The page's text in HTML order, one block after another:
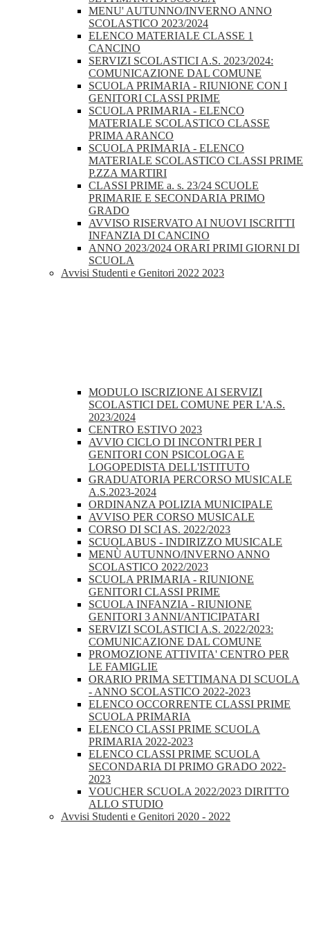
MENU' AUTUNNO/INVERNO ANNO
SCOLASTICO 2023/2024
ELENCO MATERIALE CLASSE 1
CANCINO
SERVIZI SCOLASTICI A.S. 2023/2024:
COMUNICAZIONE DAL COMUNE
SCUOLA PRIMARIA - RIUNIONE CON I
GENITORI CLASSI PRIME
SCUOLA PRIMARIA - ELENCO
MATERIALE SCOLASTICO CLASSE
PRIMA ARANCO
SCUOLA PRIMARIA - ELENCO
MATERIALE SCOLASTICO CLASSI PRIME
P.ZZA MARTIRI
CLASSI PRIME a. s. 23/24 SCUOLE
PRIMARIE E SECONDARIA PRIMO
GRADO
AVVISO RISERVATO AI NUOVI ISCRITTI
INFANZIA DI CANCINO
ANNO 2023/2024 ORARI PRIMI GIORNI DI
SCUOLA
Avvisi Studenti e Genitori 2022 2023
MODULO ISCRIZIONE AI SERVIZI
SCOLASTICI DEL COMUNE PER L'A.S.
2023/2024
CENTRO ESTIVO 2023
AVVIO CICLO DI INCONTRI PER I
GENITORI CON PSICOLOGA E
LOGOPEDISTA DELL'ISTITUTO
GRADUATORIA PERCORSO MUSICALE
A.S.2023-2024
ORDINANZA POLIZIA MUNICIPALE
AVVISO PER CORSO MUSICALE
CORSO DI SCI AS. 2022/2023
SCUOLABUS - INDIRIZZO MUSICALE
MENÙ AUTUNNO/INVERNO ANNO
SCOLASTICO 2022/2023
SCUOLA PRIMARIA - RIUNIONE
GENITORI CLASSI PRIME
SCUOLA INFANZIA - RIUNIONE
GENITORI 3 ANNI/ANTICIPATARI
SERVIZI SCOLASTICI A.S. 2022/2023:
COMUNICAZIONE DAL COMUNE
PROMOZIONE ATTIVITA' CENTRO PER
LE FAMIGLIE
ORARIO PRIMA SETTIMANA DI SCUOLA
- ANNO SCOLASTICO 2022-2023
ELENCO OCCORRENTE CLASSI PRIME
SCUOLA PRIMARIA
ELENCO CLASSI PRIME SCUOLA
PRIMARIA 2022-2023
ELENCO CLASSI PRIME SCUOLA
SECONDARIA DI PRIMO GRADO 2022-
2023
VOUCHER SCUOLA 2022/2023 DIRITTO
ALLO STUDIO
Avvisi Studenti e Genitori 2020 - 2022